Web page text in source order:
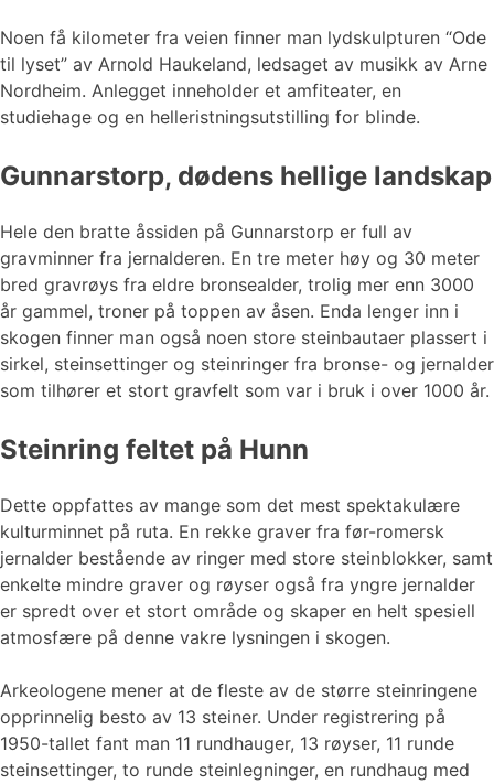
Noen få kilometer fra veien finner man lydskulpturen “Ode
til lyset” av Arnold Haukeland, ledsaget av musikk av Arne
Nordheim. Anlegget inneholder et amfiteater, en
studiehage og en helleristningsutstilling for blinde.
Gunnarstorp, dødens hellige landskap
Hele den bratte åssiden på Gunnarstorp er full av
gravminner fra jernalderen. En tre meter høy og 30 meter
bred gravrøys fra eldre bronsealder, trolig mer enn 3000
år gammel, troner på toppen av åsen. Enda lenger inn i
skogen finner man også noen store steinbautaer plassert i
sirkel, steinsettinger og steinringer fra bronse- og jernalder
som tilhører et stort gravfelt som var i bruk i over 1000 år.
Steinring feltet på Hunn
Dette oppfattes av mange som det mest spektakulære
kulturminnet på ruta. En rekke graver fra før-romersk
jernalder bestående av ringer med store steinblokker, samt
enkelte mindre graver og røyser også fra yngre jernalder
er spredt over et stort område og skaper en helt spesiell
atmosfære på denne vakre lysningen i skogen.
Arkeologene mener at de fleste av de større steinringene
opprinnelig besto av 13 steiner. Under registrering på
1950-tallet fant man 11 rundhauger, 13 røyser, 11 runde
steinsettinger, to runde steinlegninger, en rundhaug med